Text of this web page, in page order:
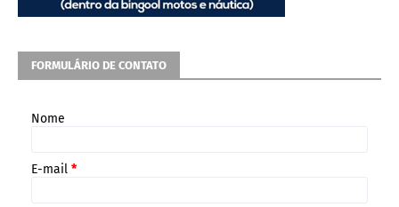
FORMULÁRIO DE CONTATO
Nome
E-mail *